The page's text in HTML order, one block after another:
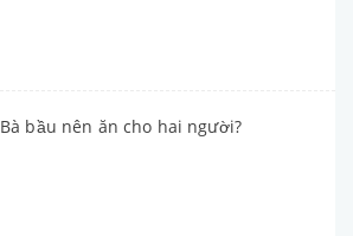
Bà bầu nên ăn cho hai người?